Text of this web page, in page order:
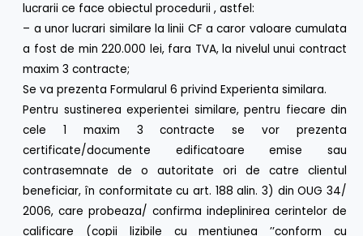
lucrarii ce face obiectul procedurii , astfel:
– a unor lucrari similare la linii CF a caror valoare cumulata
a fost de min 220.000 lei, fara TVA, la nivelul unui contract
maxim 3 contracte;
Se va prezenta Formularul 6 privind Experienta similara.
Pentru sustinerea experientei similare, pentru fiecare din
cele 1 maxim 3 contracte se vor prezenta
certificate/documente edificatoare emise sau
contrasemnate de o autoritate ori de catre clientul
beneficiar, în conformitate cu art. 188 alin. 3) din OUG 34/
2006, care probeaza/ confirma indeplinirea cerintelor de
calificare (copii lizibile cu mentiunea ’’conform cu